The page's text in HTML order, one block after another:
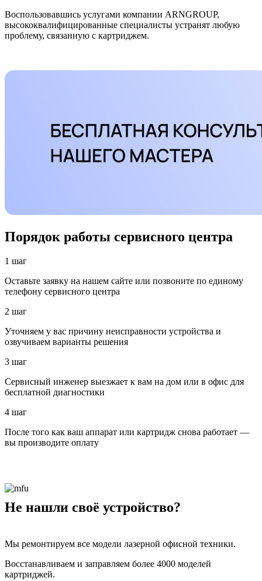
Воспользовавшись услугами компании ARNGROUP,
высококвалифицированные специалисты устранят любую
проблему, связанную с картриджем.
Порядок работы сервисного центра
1 шаг
Оставьте заявку на нашем сайте или позвоните по единому
телефону сервисного центра
2 шаг
Уточняем у вас причину неисправности устройства и
озвучиваем варианты решения
3 шаг
Сервисный инженер выезжает к вам на дом или в офис для
бесплатной диагностики
4 шаг
После того как ваш аппарат или картридж снова работает —
вы производите оплату
Не нашли своё устройство?
Мы ремонтируем все модели лазерной офисной техники.
Восстанавливаем и заправляем более 4000 моделей
картриджей.